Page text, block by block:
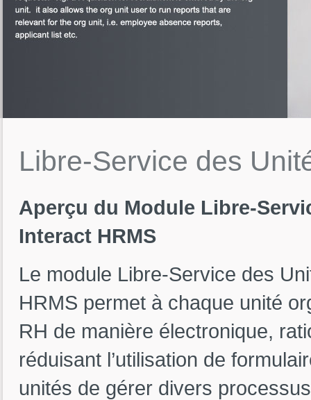
Libre-Service des
Aperçu du Module Libre-
Interact HRMS
Le module Libre-Service des
HRMS permet à chaque unité
RH de manière électronique,
réduisant l’utilisation de
unités de gérer divers